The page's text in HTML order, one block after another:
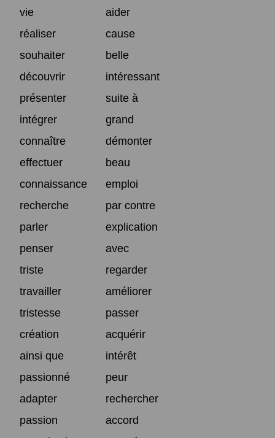
vie
aider
réaliser
cause
souhaiter
belle
découvrir
intéressant
présenter
suite à
intégrer
grand
connaître
démonter
effectuer
beau
connaissance
emploi
recherche
par contre
parler
explication
penser
avec
triste
regarder
travailler
améliorer
tristesse
passer
création
acquérir
ainsi que
intérêt
passionné
peur
adapter
rechercher
passion
accord